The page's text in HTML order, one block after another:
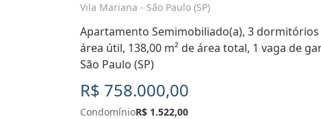
Vila Mariana - São Paulo (SP)
Apartamento Semimobiliado(a), 3 dormitórios
área útil, 138,00 m² de área total, 1 vaga de
São Paulo (SP)
R$ 758.000,00
CondomínioR$ 1.522,00